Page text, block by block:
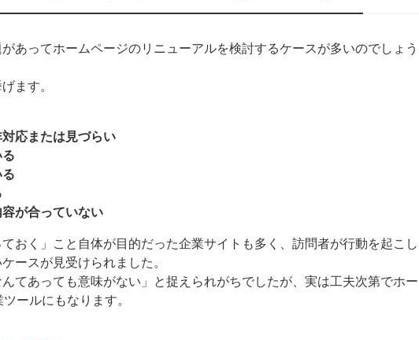
あってホームページのリニューアルを検討するケースが多いのでしょう
ます。
応または見づらい
が合っていない
おく」こと自体が目的だった企業サイトも多く、訪問者が行動を起こし
ースが見受けられました。
てあっても意味がない」と捉えられがちでしたが、実は工夫次第でホー
ールにもなります。